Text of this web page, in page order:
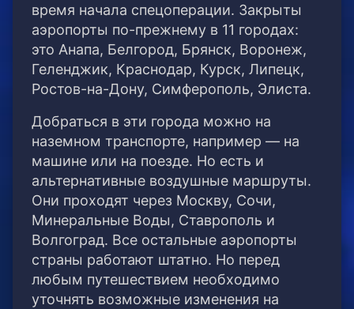
время начала спецоперации. Закрыты
аэропорты по-прежнему в 11 городах:
это Анапа, Белгород, Брянск, Воронеж,
Геленджик, Краснодар, Курск, Липецк,
Ростов-на-Дону, Симферополь, Элиста.
Добраться в эти города можно на
наземном транспорте, например — на
машине или на поезде. Но есть и
альтернативные воздушные маршруты.
Они проходят через Москву, Сочи,
Минеральные Воды, Ставрополь и
Волгоград. Все остальные аэропорты
страны работают штатно. Но перед
любым путешествием необходимо
уточнять возможные изменения на